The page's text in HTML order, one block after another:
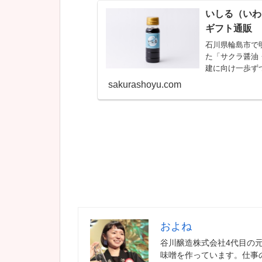
いしる（い
ギフト通販
石川県輪島市で
た「サクラ醤油
建に向け一歩ず
sakurashoyu.com
およね
谷川醸造株式会社4代目の
味噌を作っています。仕